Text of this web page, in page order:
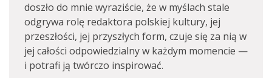
doszło do mnie wyraziście, że w myślach stale
odgrywa rolę redaktora polskiej kultury, jej
przeszłości, jej przyszłych form, czuje się za nią w
jej całości odpowiedzialny w każdym momencie —
i potrafi ją twórczo inspirować.